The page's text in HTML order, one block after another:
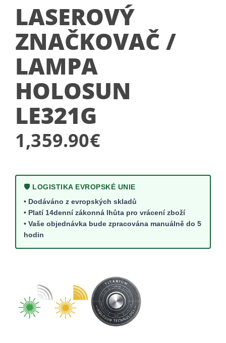
LASEROVÝ
ZNAČKOVAČ /
LAMPA
HOLOSUN
LE321G
1,359.90€
🛡️ LOGISTIKA EVROPSKÉ UNIE
• Dodáváno z evropských skladů
• Platí 14denní zákonná lhůta pro vrácení zboží
• Vaše objednávka bude zpracována manuálně do 5
hodin